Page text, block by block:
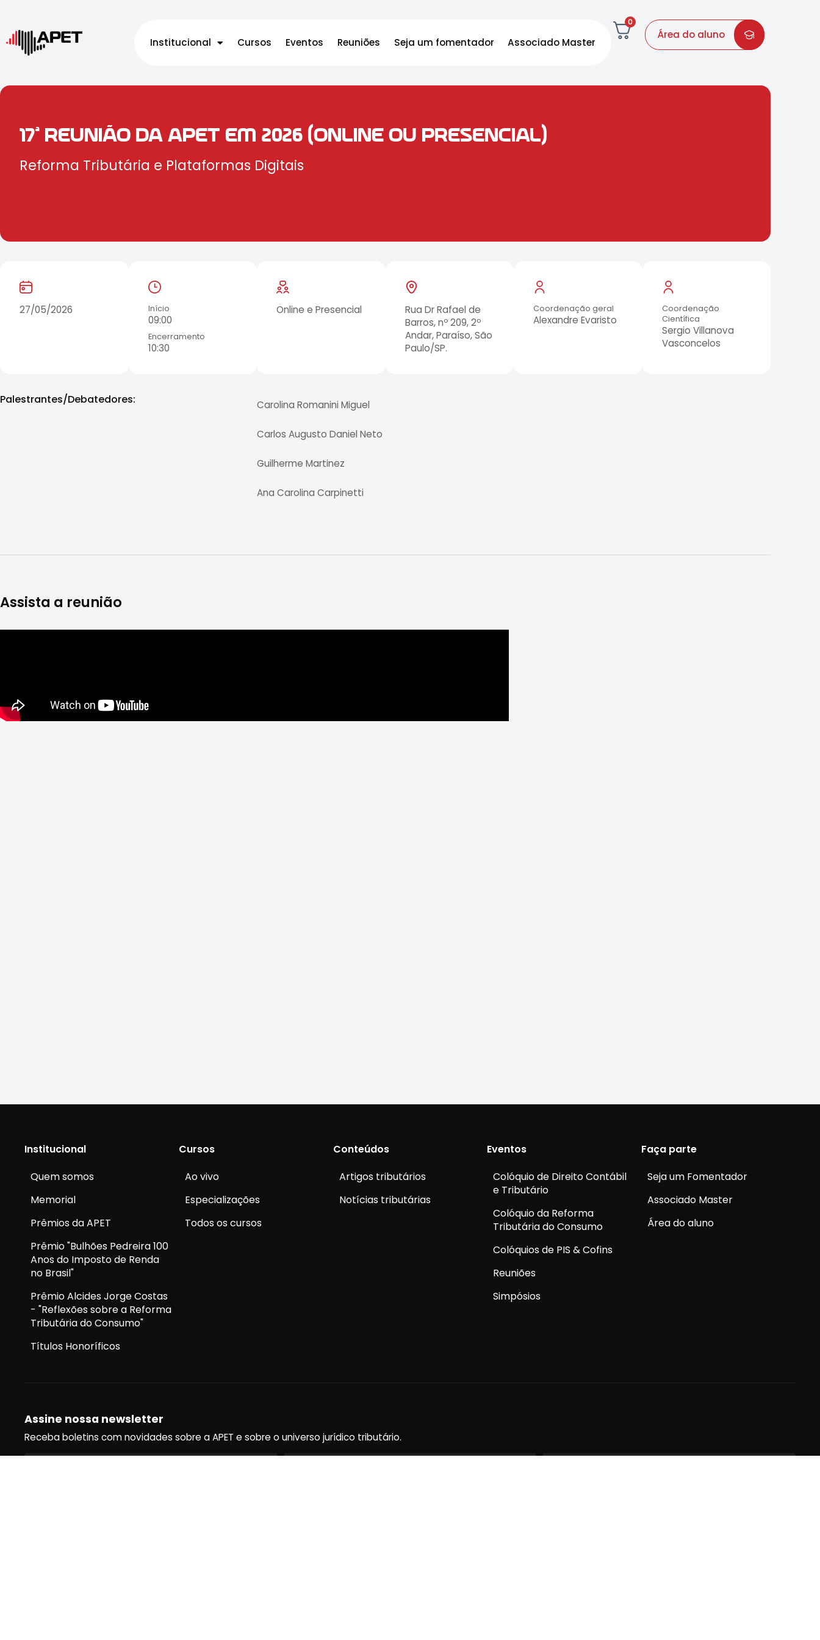
Institucional Cursos Eventos Reuniões Seja um fomentador Associado Master
0
Área do aluno
17ª REUNIÃO DA APET EM 2026 (ONLINE OU PRESENCIAL)
Reforma Tributária e Plataformas Digitais
27/05/2026 Início
09:00
Encerramento
10:30
Online e Presencial
Rua Dr Rafael de
Barros, nº 209, 2º
Andar, Paraíso, São
Paulo/SP.
Coordenação geral
Alexandre Evaristo
Coordenação
Científica
Sergio Villanova
Vasconcelos
Palestrantes/Debatedores: Carolina Romanini Miguel
Carlos Augusto Daniel Neto
Guilherme Martinez
Ana Carolina Carpinetti
Assista a reunião
Institucional
Quem somos
Memorial
Prêmios da APET
Prêmio "Bulhões Pedreira 100
Anos do Imposto de Renda
no Brasil"
Prêmio Alcides Jorge Costas
- "Reflexões sobre a Reforma
Tributária do Consumo"
Títulos Honoríficos
Cursos
Ao vivo
Especializações
Todos os cursos
Conteúdos
Artigos tributários
Notícias tributárias
Eventos
Colóquio de Direito Contábil
e Tributário
Colóquio da Reforma
Tributária do Consumo
Colóquios de PIS & Cofins
Reuniões
Simpósios
Faça parte
Seja um Fomentador
Associado Master
Área do aluno
Assine nossa newsletter
Receba boletins com novidades sobre a APET e sobre o universo jurídico tributário.